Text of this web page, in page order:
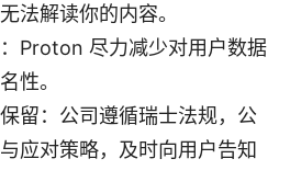
法解读你的内容。
Proton 尽力减少对用户数据
性。
留：公司遵循瑞士法规，公
应对策略，及时向用户告知